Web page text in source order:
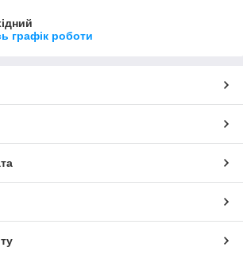
графік роботи